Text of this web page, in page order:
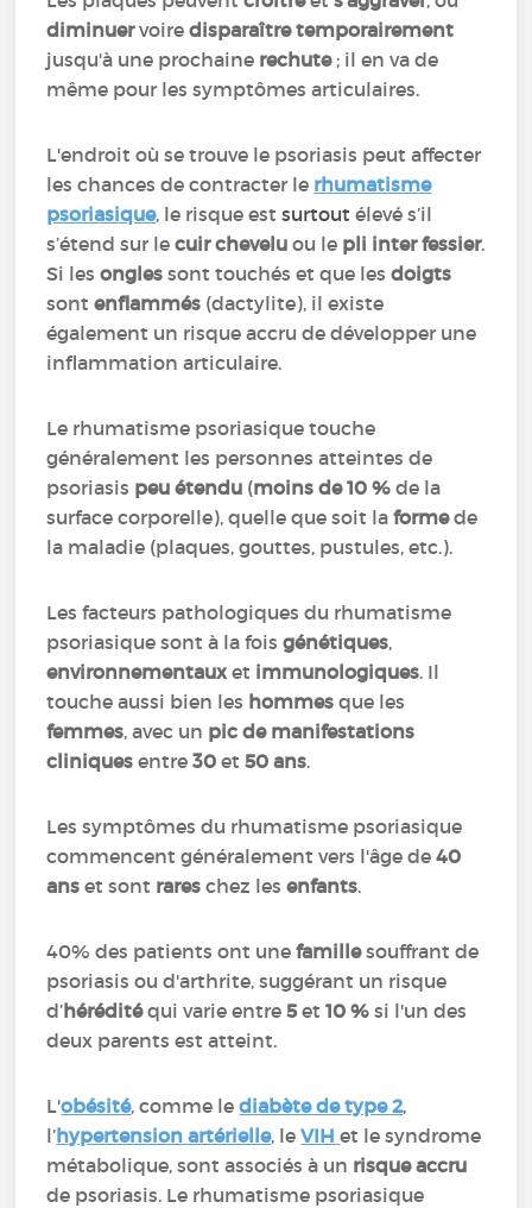
diminuervoiredisparaître temporairement
jusqu'à une prochaine rechute ; il en va de
même pour les symptômes articulaires.
L'endroit où se trouve le psoriasis peut affecter
les chances de contracter le rhumatisme
psoriasique, le risque estsurtoutélevé s’il
s’étend sur lecuir chevelu ou le pli inter fessier.
Si lesonglessont touchés et que lesdoigts
sontenflammés (dactylite), il existe
également un risque accru de développer une
inflammation articulaire.
Le rhumatisme psoriasique touche
généralement les personnes atteintes de
psoriasis peu étendu (moins de 10 % de la
surface corporelle), quelle que soit laformede
la maladie (plaques, gouttes, pustules, etc.).
Les facteurs pathologiques du rhumatisme
psoriasique sont à la foisgénétiques,
environnementauxet immunologiques. Il
touche aussi bien les hommes que les
femmes, avec un pic de manifestations
cliniques entre30et50 ans.
Les symptômes du rhumatisme psoriasique
commencent généralement vers l'âge de40
ans et sont rareschez lesenfants.
40% des patients ont unefamillesouffrant de
psoriasis ou d'arthrite, suggérant un risque
d’héréditéqui varie entre5et10 % si l'un des
deux parents est atteint.
L'obésité, comme lediabète de type 2,
l’hypertension artérielle, leVIH et le syndrome
métabolique, sont associés à un risque accru
de psoriasis. Le rhumatisme psoriasique